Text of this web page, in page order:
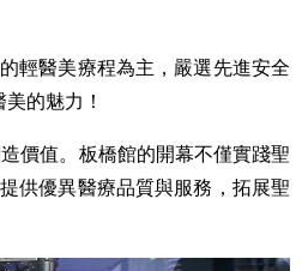
輕醫美療程為主，嚴選先進安全
的魅力！
價值。板橋館的開幕不僅實踐聖
供優異醫療品質與服務，拓展聖